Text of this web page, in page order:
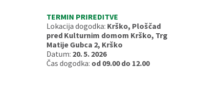
TERMIN PRIREDITVE
Lokacija dogodka: Krško, Ploščad
pred Kulturnim domom Krško, Trg
Matije Gubca 2, Krško
Datum: 20. 5. 2026
Čas dogodka: od 09.00 do 12.00